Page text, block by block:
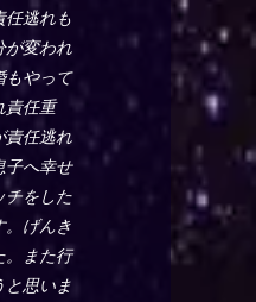
任逃れも
が変われ
もやって
責任重
責任逃れ
子へ幸せ
チをした
。げんき
。また行
と思いま